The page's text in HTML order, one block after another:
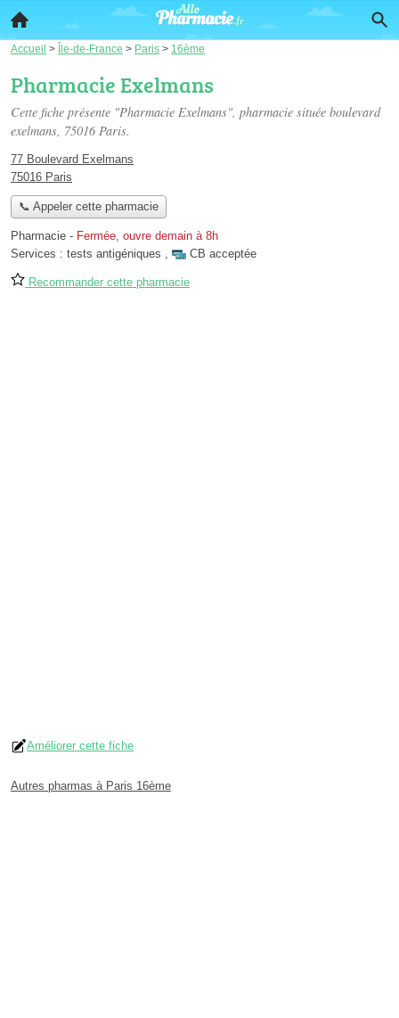
Accueil > Île-de-France > Paris > 16ème
Pharmacie Exelmans
Cette fiche présente "Pharmacie Exelmans", pharmacie située boulevard
exelmans, 75016 Paris.
77 Boulevard Exelmans
75016 Paris
📞 Appeler cette pharmacie
Pharmacie - Fermée, ouvre demain à 8h
Services : tests antigéniques , CB acceptée
Recommander cette pharmacie
Améliorer cette fiche
Autres pharmas à Paris 16ème